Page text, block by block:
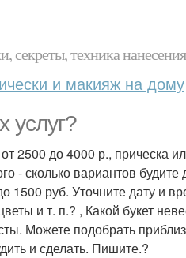
секреты, техника нанесения
и макияж на дому
услуг?
2500 до 4000 р., прическа
- сколько вариантов будите
1500 руб. Уточните дату и
и т. п.? , Какой букет
Можете подобрать
и сделать. Пишите.?